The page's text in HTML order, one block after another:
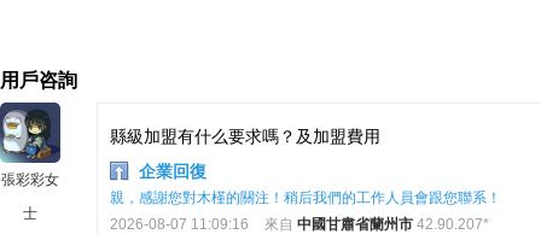
用戶咨詢
張彩彩女
士
縣級加盟有什么要求嗎？及加盟費用
企業回復
親，感謝您對木槿的關注！稍后我們的工作人員會跟您聯系！
2026-08-07 11:09:16
來自 中國甘肅省蘭州市 42.90.207*